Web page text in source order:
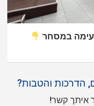
במסחר
הדרכות והטבות?
איתך קשר!